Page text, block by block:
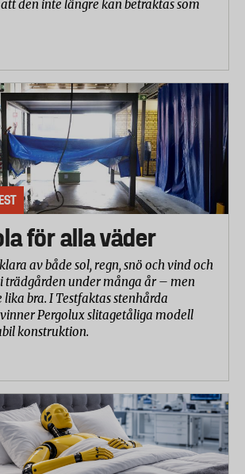
den inte längre kan betraktas som
för alla väder
av både sol, regn, snö och vind och
trädgården under många år – men
bra. I Testfaktas stenhårda
Pergolux slitagetåliga modell
konstruktion.